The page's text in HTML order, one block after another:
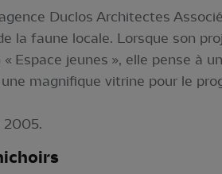
Duclos Architectes
la faune locale. Lorsque son
Espace jeunes », elle pense à
magnifique vitrine pour le
2005.